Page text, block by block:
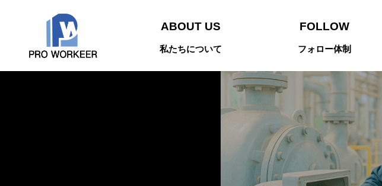
ABOUT US
私たちについて
FOLLOW
フォロー体制